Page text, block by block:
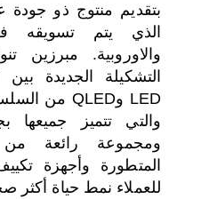
بتقديم منتوج ذو جودة
الذي يتم تسويقه
والاوروبية. مبرزين
والتي تتميز جميعها
ومجموعة رائعة من
المتطورة وأجهزة
للعملاء نمط حياة أكثر